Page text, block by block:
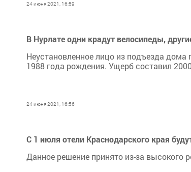
24 июня 2021, 16:59
В Нурлате одни крадут велосипеды,
Неустановленное лицо из подъезда дома
1988 года рождения. Ущерб составил
24 июня 2021, 16:56
С 1 июля отели Краснодарского края
Данное решение принято из-за высокого